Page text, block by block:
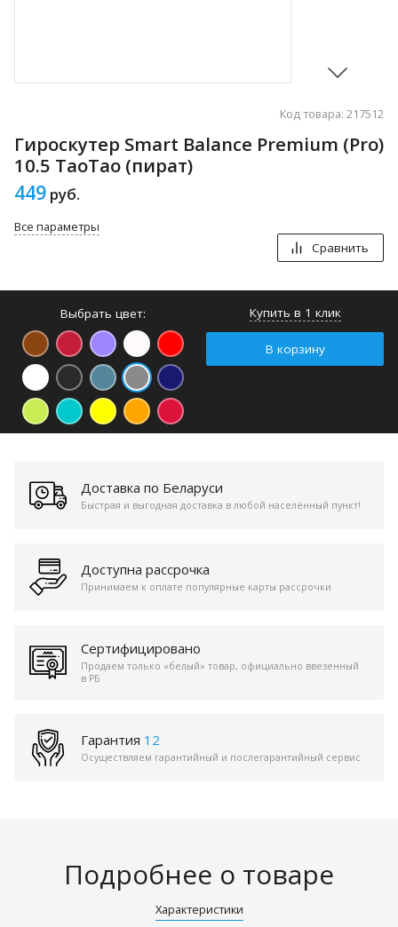
Код товара: 217512
Гироскутер Smart Balance Premium (Pro)
10.5 TaoTao (пират)
449 руб.
Все параметры
Сравнить
Выбрать цвет: Купить в 1 клик
В корзину
Доставка по Беларуси
Быстрая и выгодная доставка в любой населённый пункт!
Доступна рассрочка
Принимаем к оплате популярные карты рассрочки
Сертифицировано
Продаем только «белый» товар, официально ввезенный
в РБ
Гарантия 12
Осуществляем гарантийный и послегарантийный сервис
Подробнее о товаре
Характеристики